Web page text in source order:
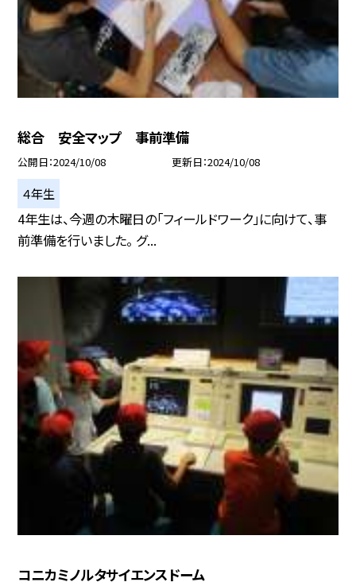
総合 安全マップ 事前準備
公開日 2024/10/08 更新日 2024/10/08
４年生
4年生は、今週の木曜日の「フィールドワーク」に向けて、事
前準備を行いました。 グ...
コニカミノルタサイエンスドーム